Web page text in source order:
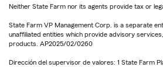
Neither State Farm nor its agents provide tax or
State Farm VP Management Corp. is a separate
unaffiliated entities which provide advisory
products. AP2025/02/0260
Dirección del supervisor de valores: 1 State Farm